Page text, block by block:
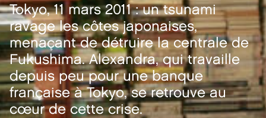
Tokyo, 11 mars 2011 : un tsunami
ravage les côtes japonaises,
menaçant de détruire la centrale de
Fukushima. Alexandra, qui travaille
depuis peu pour une banque
française à Tokyo, se retrouve au
cœur de cette crise.